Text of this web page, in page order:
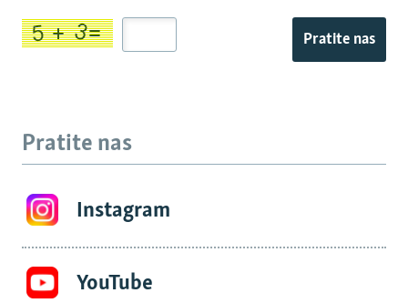
Pratite nas
Pratite nas
Instagram
YouTube